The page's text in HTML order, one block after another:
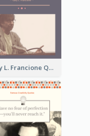
Gary L. Francione Quote